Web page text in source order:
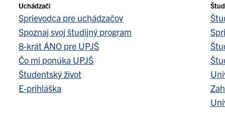
Uchádzači
Sprievodca pre uchádzačov
Spoznaj svoj študijný program
8-krát ÁNO pre UPJŠ
Čo mi ponúka UPJŠ
Študentský život
E-prihláška